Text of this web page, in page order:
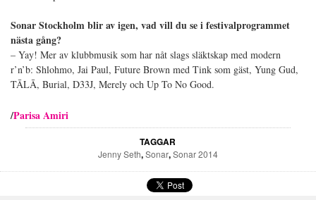
Sonar Stockholm blir av igen, vad vill du se i festivalprogrammet
nästa gång?
– Yay! Mer av klubbmusik som har nåt slags släktskap med modern
r’n’b: Shlohmo, Jai Paul, Future Brown med Tink som gäst, Yung Gud,
TĀLĀ, Burial, D33J, Merely och Up To No Good.
/Parisa Amiri
TAGGAR
Jenny Seth,Sonar,Sonar 2014